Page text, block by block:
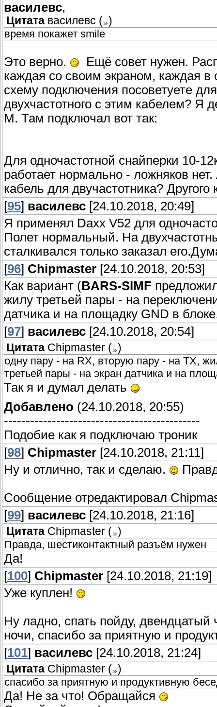
василевс,
Цитата василевс ( )
время покажет smile
Это верно.
Ещё совет нужен.
каждая со своим экраном, каждая
схему подключения посоветуете
двухчастотного с этим кабелем? Я
М. Там подключал вот так:
Для одночастотной снайперки 10-
работает нормально - ложняков
кабель для двучастотника?
[95] василевс [24.10.2018, 20:49]
Я применял Daxx V52 для
Полет нормальный. На
сталкивался только заказал
[96] Chipmaster [24.10.2018, 20:53]
Как вариант (BARS-SIMF
жилу третьей пары - на
датчика и на площадку GND в
[97] василевс [24.10.2018, 20:54]
Цитата Chipmaster ( )
одну пару - на RX, вторую пару - на ТХ,
третьей пары - на экран датчика и на
Так я и думал делать
Добавлено (24.10.2018, 20:55)
---------------------------------------------
Подобие как я подключаю троник
[98] Chipmaster [24.10.2018, 21:11]
Ну и отлично, так и сделаю.
Сообщение отредактировал
[99] василевс [24.10.2018, 21:16]
Цитата Chipmaster ( )
Правда, шестиконтактный разъём нужен
Да!
[100] Chipmaster [24.10.2018, 21:19]
Уже куплен!
Ну ладно, спать пойду, двендцатый
ночи, спасибо за приятную и
[101] василевс [24.10.2018, 21:24]
Цитата Chipmaster ( )
спасибо за приятную и продуктивную
Да! Не за что! Обращайся